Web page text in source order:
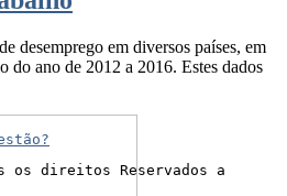
desemprego em diversos países, em
do ano de 2012 a 2016. Estes dados
os direitos Reservados a